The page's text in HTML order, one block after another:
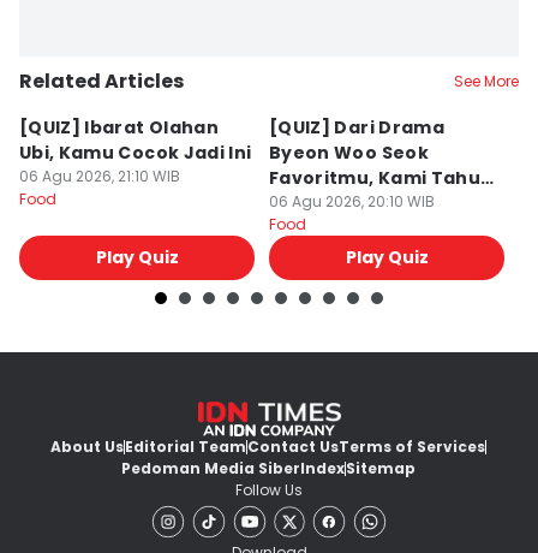
Related Articles See More
[QUIZ] Ibarat Olahan
Ubi, Kamu Cocok Jadi Ini
06 Agu 2026, 21:10 WIB
Food
Play Quiz
[QUIZ] Dari Drama
Byeon Woo Seok
Favoritmu, Kami Tahu
Makanan yang Cocok
untukmu
06 Agu 2026, 20:10 WIB
Food
Play Quiz
About UsEditorial TeamContact UsTerms of Services
Pedoman Media SiberIndexSitemap
Follow Us